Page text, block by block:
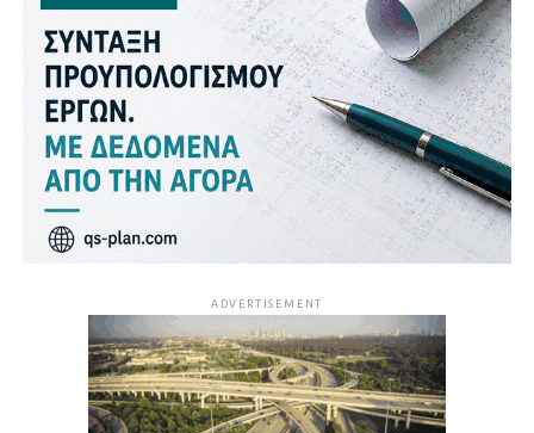
ADVERTISEMENT